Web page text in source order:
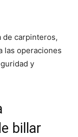
de carpinteros,
las operaciones
y
billar